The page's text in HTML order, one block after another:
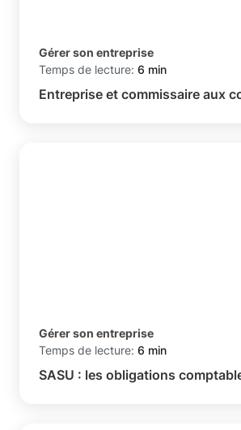
Gérer son entreprise
Temps de lecture: 6 min
Entreprise et commissaire aux
Gérer son entreprise
Temps de lecture: 6 min
SASU : les obligations